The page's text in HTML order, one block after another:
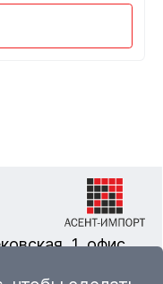
1, офис